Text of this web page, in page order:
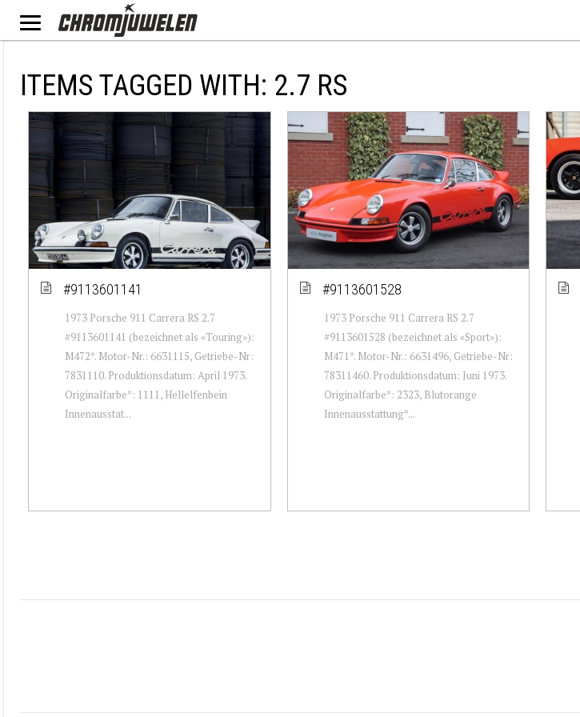
ITEMS TAGGED WITH: 2.7 RS
#9113601141
1973 Porsche 911 Carrera RS 2.7
#9113601141 (bezeichnet als «Touring»):
M472*. Motor-Nr.: 6631115, Getriebe-Nr:
7831110. Produktionsdatum: April 1973.
Originalfarbe*: 1111, Hellelfenbein
Innenausstat...
#9113601528
1973 Porsche 911 Carrera RS 2.7
#9113601528 (bezeichnet als «Sport»):
M471*. Motor-Nr.: 6631496, Getriebe-Nr:
78311460. Produktionsdatum: Juni 1973.
Originalfarbe*: 2323, Blutorange
Innenausstattung*...